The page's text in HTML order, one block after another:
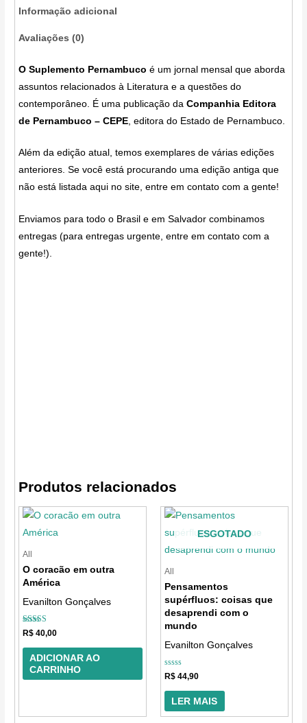
Informação adicional
Avaliações (0)
O Suplemento Pernambuco é um jornal mensal que aborda
assuntos relacionados à Literatura e a questões do
contemporâneo. É uma publicação daCompanhia Editora
de Pernambuco – CEPE , editora do Estado de Pernambuco.
Além da edição atual, temos exemplares de várias edições
anteriores. Se você está procurando uma edição antiga que
não está listada aqui no site, entre em contato com a gente!
Enviamos para todo o Brasil e em Salvador combinamos
entregas (para entregas urgente, entre em contato com a
gente!).
Produtos relacionados
All
O coracão em outra
América
Evanilton Gonçalves
Avaliação
5.00
de 5
R$ 40,00
ADICIONAR AO
CARRINHO
ESGOTADO
All
Pensamentos
supérfluos: coisas que
desaprendi com o
mundo
Evanilton Gonçalves
Avaliação
0
de
R$ 44,90
LER MAIS